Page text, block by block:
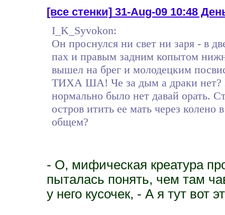
[все стенки]31-Aug-09 10:48
I_K_Syvokon:
Он проснулся ни свет ни заря - в
пах и правым задним копытом
вышел на брег и молодецким
ТИХА ША! Че за дым а драки нет?
нормально было нет давай орать.
остров итить ее мать через колено
общем?
- О, мифическая креатура
пыталась понять, чем там
у него кусочек, - А я тут вот